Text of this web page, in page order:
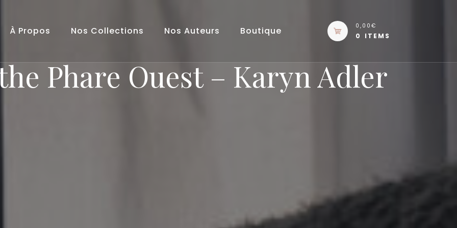
À Propos Nos Collections Nos Auteurs Boutique 0,00€
0 ITEMS
Phare Ouest – Karyn Adler